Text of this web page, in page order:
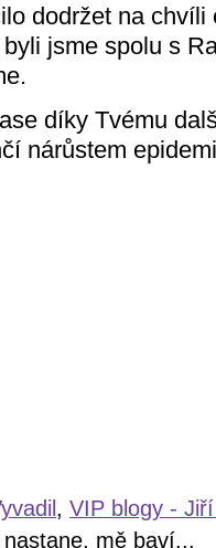
dodržet na
jsme spolu s
díky Tvému
nárůstem
, VIP blogy -
mě baví...